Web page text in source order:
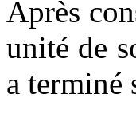
Après
unité de
a terminé